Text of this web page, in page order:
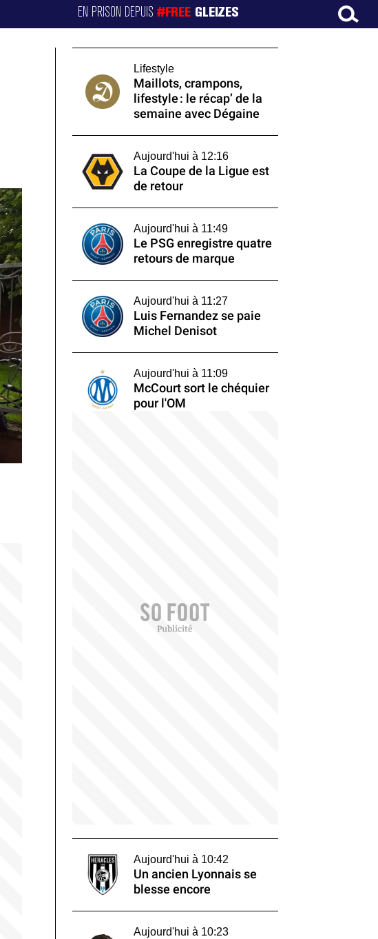
EN PRISON DEPUIS#FREE GLEIZES
Lifestyle
Maillots, crampons,
lifestyle : le récap’ de la
semaine avec Dégaine
Aujourd'hui à 12:16
La Coupe de la Ligue est
de retour
Aujourd'hui à 11:49
Le PSG enregistre quatre
retours de marque
Aujourd'hui à 11:27
Luis Fernandez se paie
Michel Denisot
Aujourd'hui à 11:09
McCourt sort le chéquier
pour l'OM
Aujourd'hui à 10:42
Un ancien Lyonnais se
blesse encore
Aujourd'hui à 10:23